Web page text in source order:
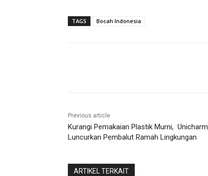
TAGS Bocah Indonesia
Previous article
Kurangi Pemakaian Plastik Murni, Unicharm
Luncurkan Pembalut Ramah Lingkungan
ARTIKEL TERKAIT